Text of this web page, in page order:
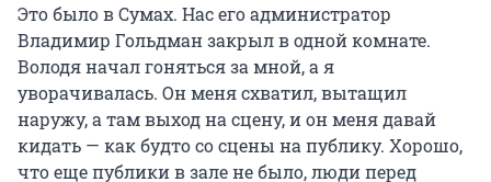
Это было в Сумах. Нас его администратор
Владимир Гольдман закрыл в одной комнате.
Володя начал гоняться за мной, а я
уворачивалась. Он меня схватил, вытащил
наружу, а там выход на сцену, и он меня давай
кидать — как будто со сцены на публику. Хорошо,
что еще публики в зале не было, люди перед